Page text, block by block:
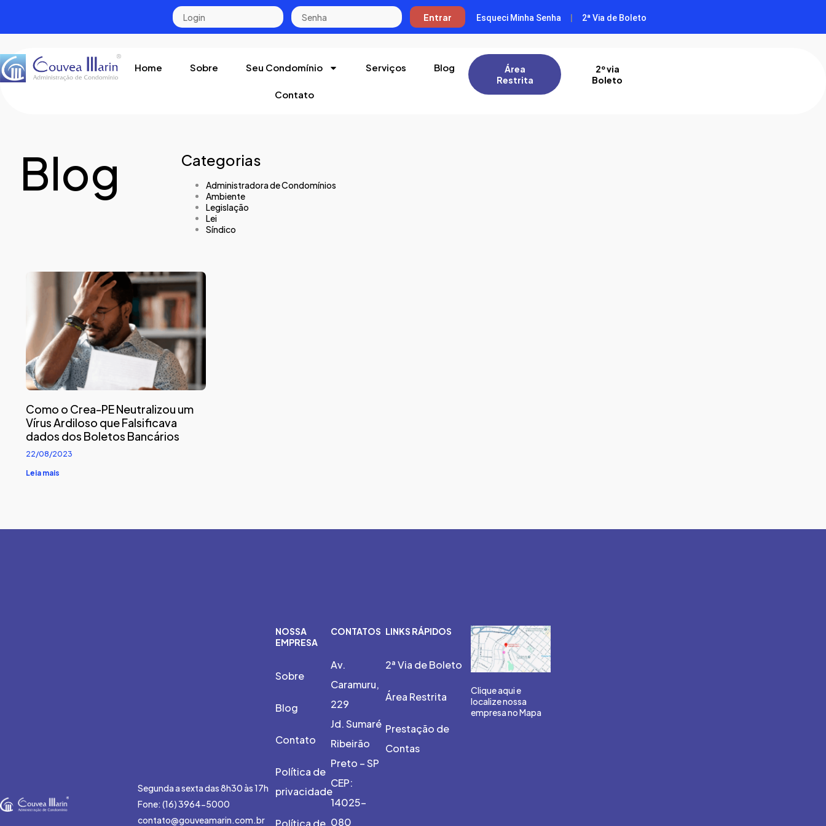
Entrar Esqueci Minha Senha | 2ª Via de Boleto
Home Sobre Seu Condomínio Serviços Blog
Contato
Área
Restrita
2º via
Boleto
Blog Categorias
Administradora de Condomínios
Ambiente
Legislação
Lei
Síndico
Como o Crea-PE Neutralizou um
Vírus Ardiloso que Falsificava
dados dos Boletos Bancários
22/08/2023
Leia mais
Segunda a sexta das 8h30 às 17h
Fone: (16) 3964-5000
contato@gouveamarin.com.br
NOSSA
EMPRESA
Sobre
Blog
Contato
Política de
privacidade
Política de
CONTATOS
Av.
Caramuru,
229
Jd. Sumaré
Ribeirão
Preto – SP
CEP:
14025-
080
LINKS RÁPIDOS
2ª Via de Boleto
Área Restrita
Prestação de
Contas
Clique aqui e
localize nossa
empresa no Mapa